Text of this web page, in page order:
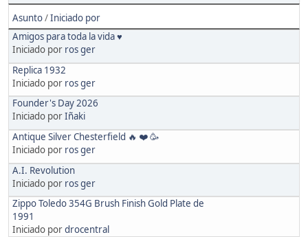
Asunto/Iniciado por
Amigos para toda la vida ♥️
Iniciado por ros ger
Replica 1932
Iniciado por ros ger
Founder's Day 2026
Iniciado porIñaki
Antique Silver Chesterfield 🔥 ❤️ 🥳
Iniciado por ros ger
A.I. Revolution
Iniciado por ros ger
Zippo Toledo 354G Brush Finish Gold Plate de
1991
Iniciado pordrocentral